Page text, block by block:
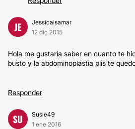
JE
Jessicaisamar
12 dic 2015
Hola me gustaría saber en cuanto te
busto y la abdominoplastia plis te
Responder
SU
Susie49
1 ene 2016